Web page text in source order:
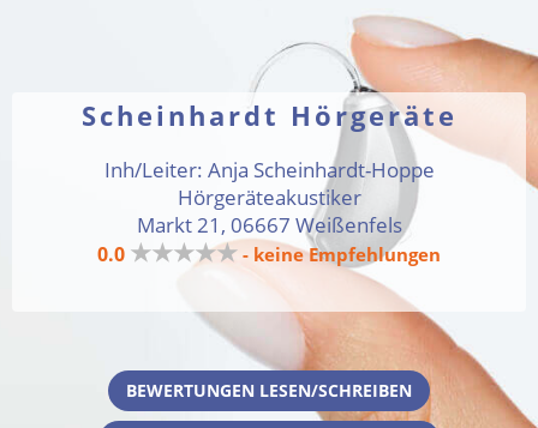
Scheinhardt Hörgeräte
Inh/Leiter: Anja Scheinhardt-Hoppe
Hörgeräteakustiker
Markt 21, 06667 Weißenfels
0.0 ★★★★★ - keine Empfehlungen
BEWERTUNGEN LESEN/SCHREIBEN